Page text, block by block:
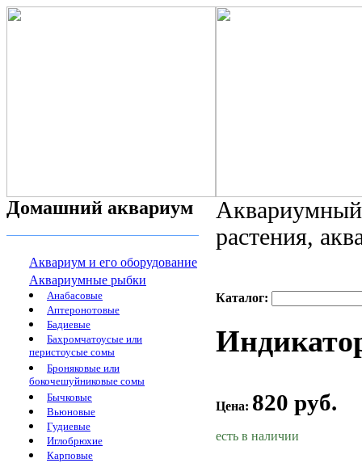
Домашний аквариум
Аквариум и его оборудование
Аквариумные рыбки
Анабасовые
Аптеронотовые
Бадиевые
Бахромчатоусые или
перистоусые сомы
Броняковые или
бокочешуйниковые сомы
Бычковые
Вьюновые
Гудиевые
Иглобрюхие
Карповые
растения,
Каталог:
Цена: 820 руб.
есть в наличии